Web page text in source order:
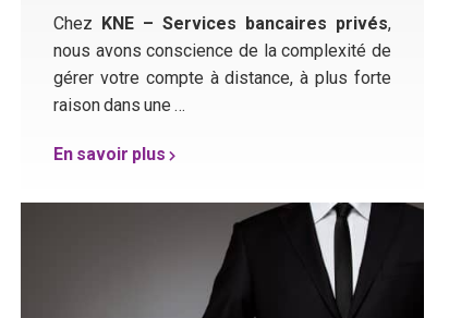
Chez KNE – Services bancaires privés,
nous avons conscience de la complexité de
gérer votre compte à distance, à plus forte
raison dans une …
En savoir plus